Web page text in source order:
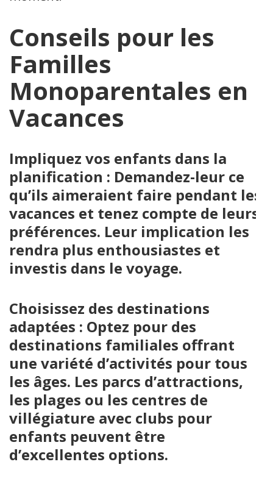
Conseils pour les
Familles
Monoparentales en
Vacances
Impliquez vos enfants dans la
planification : Demandez-leur ce
qu’ils aimeraient faire pendant les
vacances et tenez compte de leurs
préférences. Leur implication les
rendra plus enthousiastes et
investis dans le voyage.
Choisissez des destinations
adaptées : Optez pour des
destinations familiales offrant
une variété d’activités pour tous
les âges. Les parcs d’attractions,
les plages ou les centres de
villégiature avec clubs pour
enfants peuvent être
d’excellentes options.